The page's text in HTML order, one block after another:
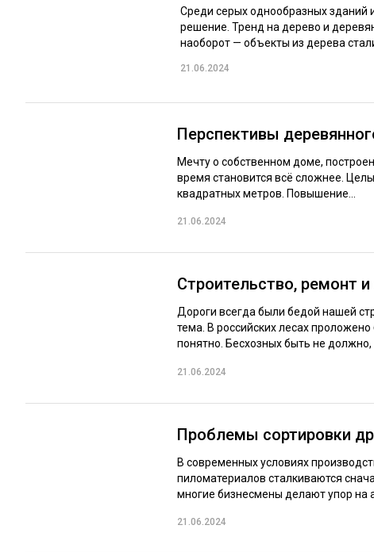
Среди серых однообразных зданий
решение. Тренд на дерево и
наоборот — объекты из дерева
21.06.2024
Перспективы
Мечту о собственном доме,
время становится всё сложнее.
квадратных метров. Повышение...
21.06.2024
Строительство, ремонт
Дороги всегда были бедой нашей
тема. В российских лесах
понятно. Бесхозных быть не должно,
21.06.2024
Проблемы сортировки
В современных условиях
пиломатериалов сталкиваются
многие бизнесмены делают упор на
21.06.2024